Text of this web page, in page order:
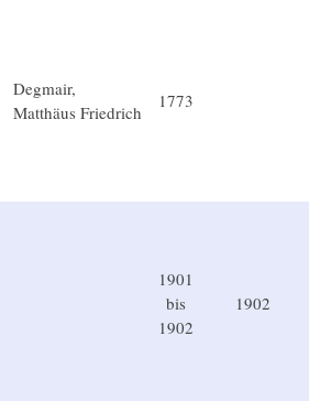
Degmair,
Matthäus Friedrich
1773
1901
bis
1902
1902